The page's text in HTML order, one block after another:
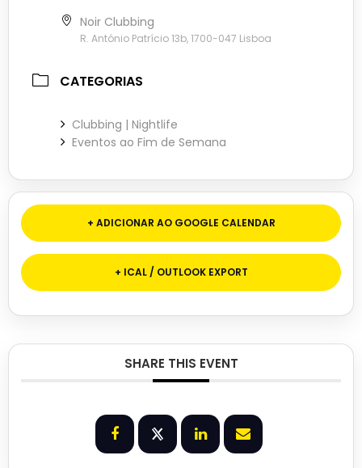
Noir Clubbing
R. António Patrício 13b, 1700-047 Lisboa
CATEGORIAS
Clubbing | Nightlife
Eventos ao Fim de Semana
+ ADICIONAR AO GOOGLE CALENDAR
+ ICAL / OUTLOOK EXPORT
SHARE THIS EVENT